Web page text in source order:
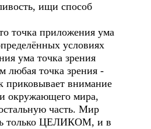
ищи способ
точка приложения ума
условиях
ума точка зрения
любая точка зрения -
приковывает внимание
окружающего мира,
часть. Мир
только ЦЕЛИКОМ, и в